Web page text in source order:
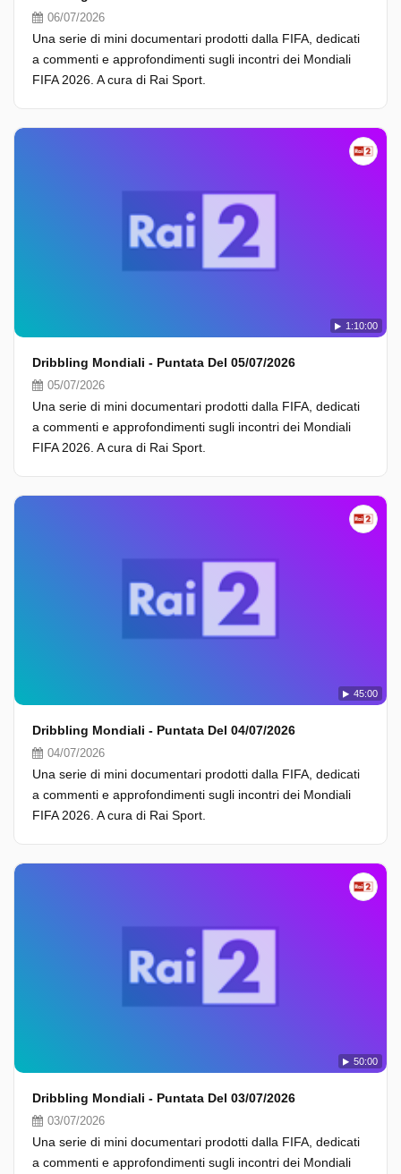
06/07/2026
Una serie di mini documentari prodotti dalla FIFA, dedicati
a commenti e approfondimenti sugli incontri dei Mondiali
FIFA 2026. A cura di Rai Sport.
1:10:00
Dribbling Mondiali - Puntata Del 05/07/2026
05/07/2026
Una serie di mini documentari prodotti dalla FIFA, dedicati
a commenti e approfondimenti sugli incontri dei Mondiali
FIFA 2026. A cura di Rai Sport.
45:00
Dribbling Mondiali - Puntata Del 04/07/2026
04/07/2026
Una serie di mini documentari prodotti dalla FIFA, dedicati
a commenti e approfondimenti sugli incontri dei Mondiali
FIFA 2026. A cura di Rai Sport.
50:00
Dribbling Mondiali - Puntata Del 03/07/2026
03/07/2026
Una serie di mini documentari prodotti dalla FIFA, dedicati
a commenti e approfondimenti sugli incontri dei Mondiali